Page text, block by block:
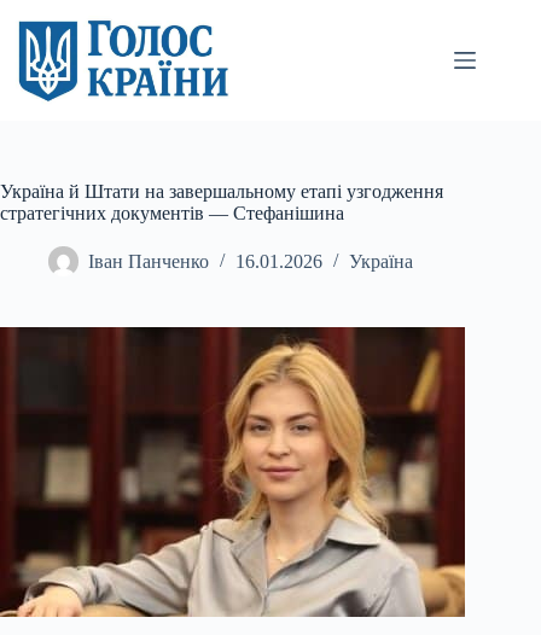
вмісту
Україна й Штати на завершальному етапі узгодження
стратегічних документів — Стефанішина
Іван Панченко 16.01.2026 Україна